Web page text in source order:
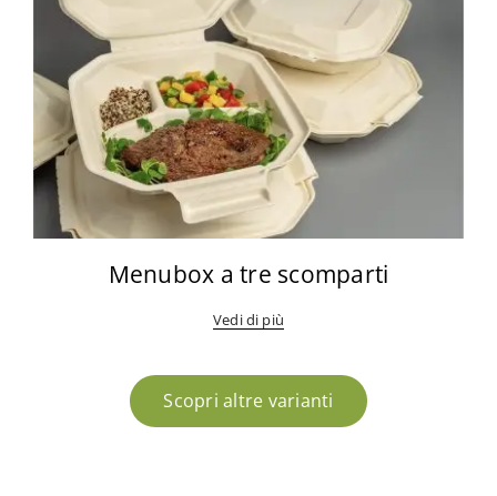
Menubox a tre scomparti
Vedi di più
Scopri altre varianti